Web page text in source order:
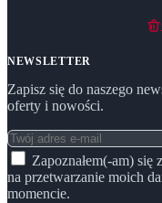
NEWSLETTER
Zapisz się do naszego
oferty i nowości.
Zapoznałem(-am) się z
na przetwarzanie moich
momencie.